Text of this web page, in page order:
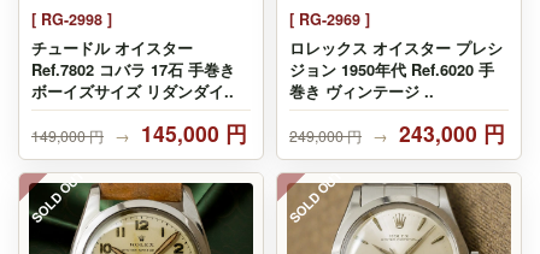
[ RG-2998 ]
チュードル オイスター
Ref.7802 コバラ 17石 手巻き
ボーイズサイズ リダンダイ..
149,000 円 → 145,000 円
[ RG-2969 ]
ロレックス オイスター プレシ
ジョン 1950年代 Ref.6020 手
巻き ヴィンテージ ..
249,000 円 → 243,000 円
SOLD OUT SOLD OUT